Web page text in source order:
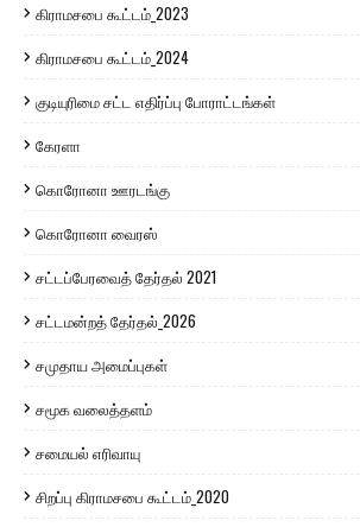
கிராமசபை கூட்டம்_2023
கிராமசபை கூட்டம்_2024
குடியுரிமை சட்ட எதிர்ப்பு போராட்டங்கள்
கேரளா
கொரோனா ஊரடங்கு
கொரோனா வைரஸ்
சட்டப்பேரவைத் தேர்தல் 2021
சட்டமன்றத் தேர்தல்_2026
சமுதாய அமைப்புகள்
சமூக வலைத்தளம்
சமையல் எரிவாயு
சிறப்பு கிராமசபை கூட்டம்_2020